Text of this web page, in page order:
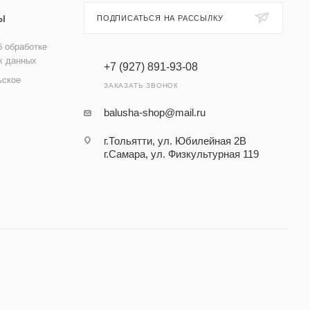
обработке
данных
ПОДПИСАТЬСЯ НА РАССЫЛКУ
+7 (927) 891-93-08
ЗАКАЗАТЬ ЗВОНОК
balusha-shop@mail.ru
г.Тольятти, ул. Юбилейная 2В
г.Самара, ул. Физкультурная 119